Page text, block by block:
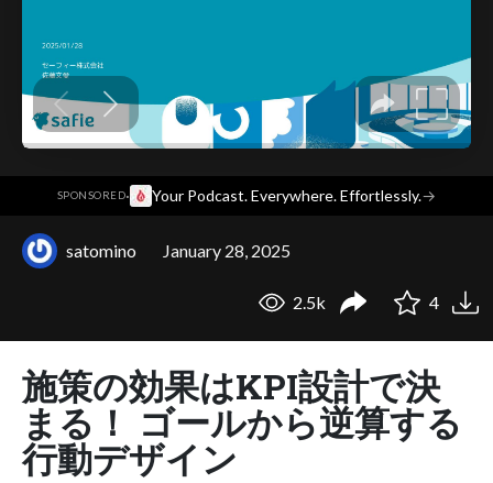
SPONSORED· Your Podcast. Everywhere. Effortlessly.→
satomino January 28, 2025
2.5k 4
施策の効果はKPI設計で決
まる！ ゴールから逆算する
行動デザイン